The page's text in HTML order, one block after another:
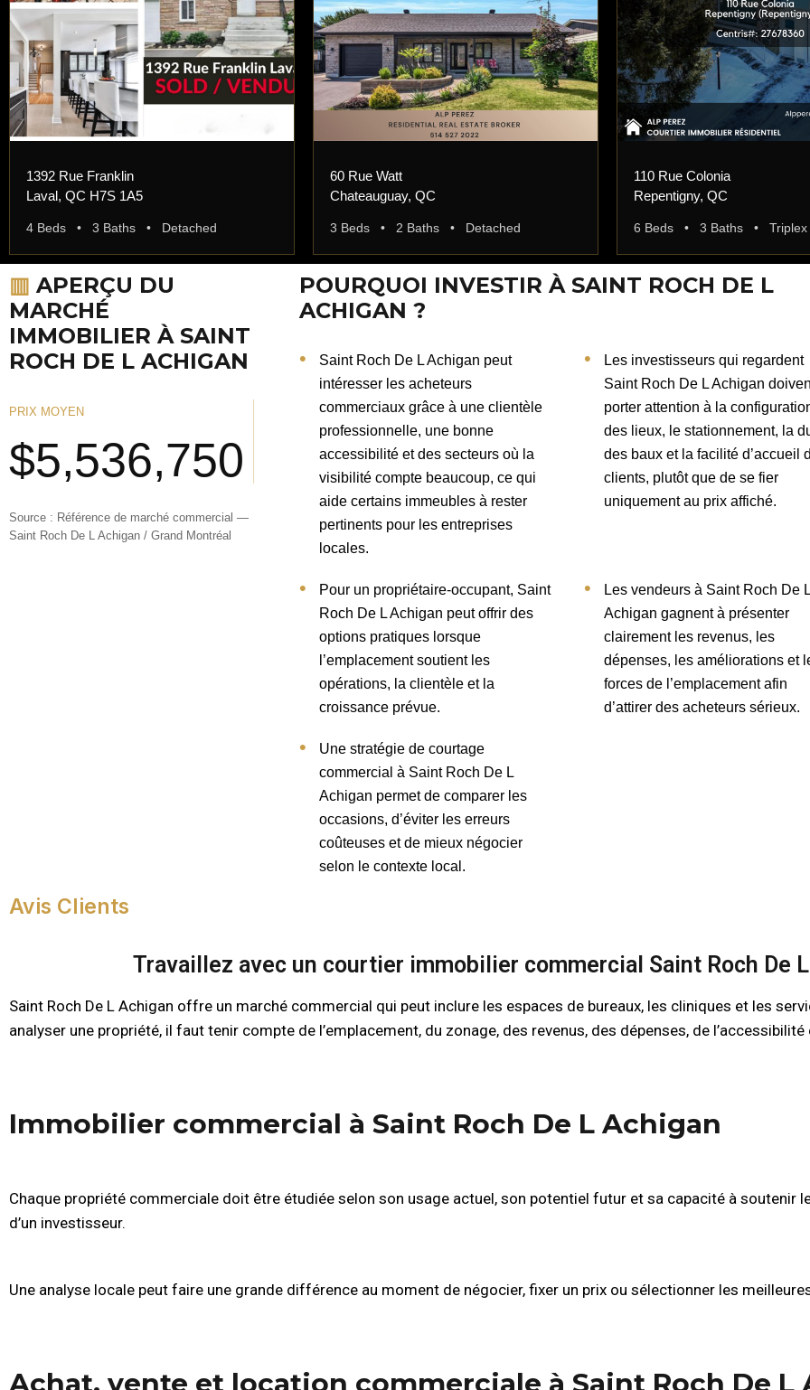
1392 Rue Franklin
Laval, QC H7S 1A5
4 Beds • 3 Baths • Detached
60 Rue Watt
Chateauguay, QC
3 Beds • 2 Baths • Detached
110 Rue Colonia
Repentigny, QC
6 Beds • 3 Baths • Triplex
▥ APERÇU DU
MARCHÉ
IMMOBILIER À SAINT
ROCH DE L ACHIGAN
PRIX MOYEN
$5,536,750
Source : Référence de marché commercial —
Saint Roch De L Achigan / Grand Montréal
POURQUOI INVESTIR À SAINT ROCH DE L
ACHIGAN ?
Saint Roch De L Achigan peut
intéresser les acheteurs
commerciaux grâce à une clientèle
professionnelle, une bonne
accessibilité et des secteurs où la
visibilité compte beaucoup, ce qui
aide certains immeubles à rester
pertinents pour les entreprises
locales.
Les investisseurs qui regardent
Saint Roch De L Achigan
porter attention à la
des lieux, le stationnement, la
des baux et la facilité d’accueil
clients, plutôt que de se fier
uniquement au prix affiché.
Pour un propriétaire-occupant, Saint
Roch De L Achigan peut offrir des
options pratiques lorsque
l’emplacement soutient les
opérations, la clientèle et la
croissance prévue.
Les vendeurs à Saint Roch De
Achigan gagnent à présenter
clairement les revenus, les
dépenses, les améliorations et
forces de l’emplacement afin
d’attirer des acheteurs sérieux.
Une stratégie de courtage
commercial à Saint Roch De L
Achigan permet de comparer les
occasions, d’éviter les erreurs
coûteuses et de mieux négocier
selon le contexte local.
Avis Clients
Travaillez avec un courtier immobilier commercial Saint Roch De
Saint Roch De L Achigan offre un marché commercial qui peut inclure les espaces de bureaux, les cliniques et les
analyser une propriété, il faut tenir compte de l’emplacement, du zonage, des revenus, des dépenses, de
Immobilier commercial à Saint Roch De L Achigan
Chaque propriété commerciale doit être étudiée selon son usage actuel, son potentiel futur et sa capacité à soutenir
d’un investisseur.
Une analyse locale peut faire une grande différence au moment de négocier, fixer un prix ou sélectionner les
Achat, vente et location commerciale à Saint Roch De L